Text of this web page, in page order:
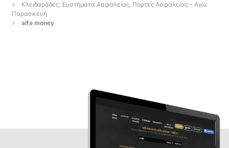
Κλειδαράδες, Συστήματα Ασφαλείας, Πόρτες Ασφαλείας - Αγία
Παρασκευή
alfa money